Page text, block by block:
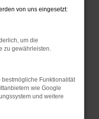
Seiten
Seite in einem
privaten
vorübergehende
von uns eingesetzt:
um die
zu gewährleisten.
Funktionalität
wie Google
und weitere